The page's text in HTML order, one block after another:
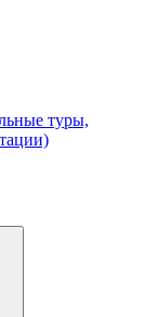
туры,